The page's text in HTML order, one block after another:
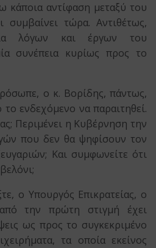
κάποια αντίφαση μεταξύ του
συμβαίνει τώρα. Αντιθέτως,
λόγων και έργων του
συνέπεια κυρίως προς το
ο κ. Βορίδης, πάντως,
ενδεχόμενο να παραιτηθεί.
Περιμένει η Κυβέρνηση την
που δεν θα ψηφίσουν τον
Και συμφωνείτε ότι
ο Υπουργός Επικρατείας, ο
την πρώτη στιγμή έχει
ως προς το συγκεκριμένο
τα οποία εκείνος